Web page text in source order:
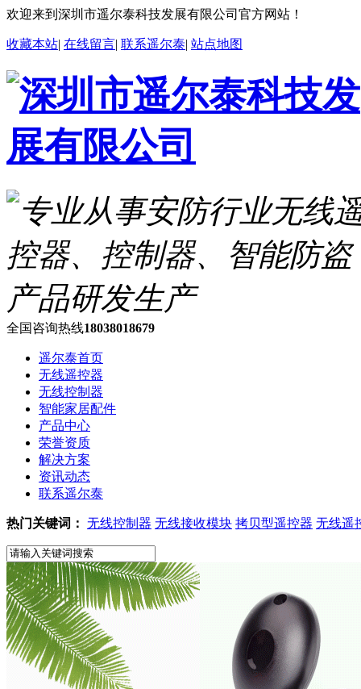
欢迎来到深圳市遥尔泰科技发展有限公司官方网站！
收藏本站| 在线留言| 联系遥尔泰| 站点地图
全国咨询热线18038018679
遥尔泰首页
无线遥控器
无线控制器
智能家居配件
产品中心
荣誉资质
解决方案
资讯动态
联系遥尔泰
热门关键词： 无线控制器 无线接收模块 拷贝型遥控器 无线遥